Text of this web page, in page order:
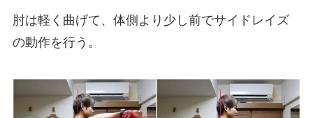
肘は軽く曲げて、体側より少し前でサイドレイズ
の動作を行う。